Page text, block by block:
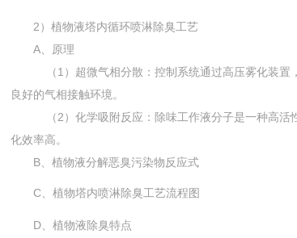
2）植物液塔内循环喷淋除臭工艺
A、原理
（1）超微气相分散：控制系统通过高压雾化装置
良好的气相接触环境。
（2）化学吸附反应：除味工作液分子是一种高活
化效率高。
B、植物液分解恶臭污染物反应式
C、植物塔内喷淋除臭工艺流程图
D、植物液除臭特点